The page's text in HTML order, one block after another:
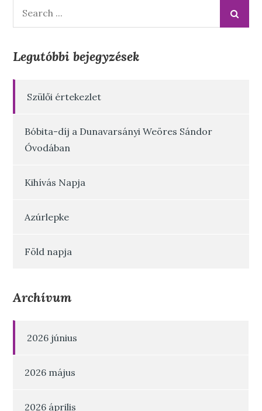
Legutóbbi bejegyzések
Szülői értekezlet
Bóbita-díj a Dunavarsányi Weöres Sándor
Óvodában
Kihívás Napja
Azúrlepke
Föld napja
Archívum
2026 június
2026 május
2026 április